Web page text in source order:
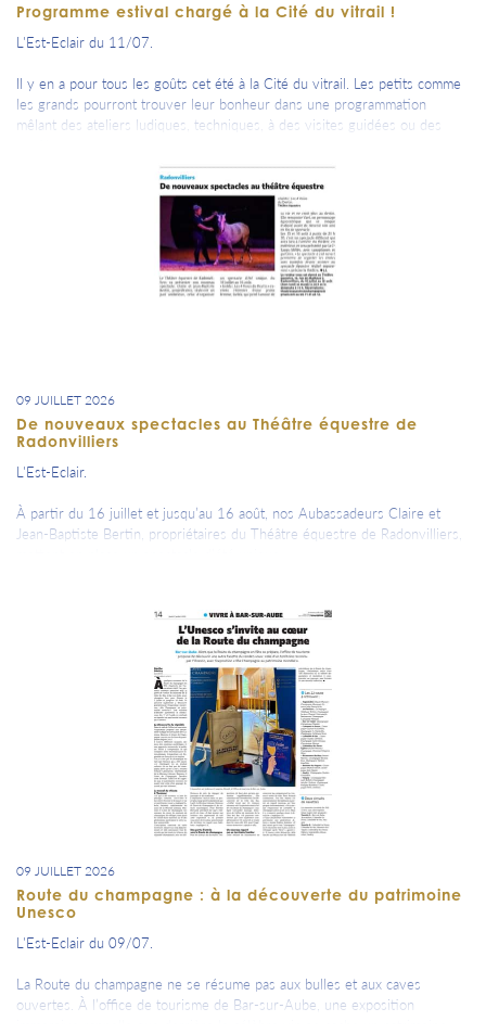
Programme estival chargé à la Cité du vitrail !
L'Est-Eclair du 11/07.
Il y en a pour tous les goûts cet été à la Cité du vitrail. Les petits comme
les grands pourront trouver leur bonheur dans une programmation
mêlant des ateliers ludiques, techniques, à des visites guidées ou des
09 JUILLET 2026
De nouveaux spectacles au Théâtre équestre de
Radonvilliers
L'Est-Eclair.
À partir du 16 juillet et jusqu’au 16 août, nos Aubassadeurs Claire et
Jean-Baptiste Bertin, propriétaires du Théâtre équestre de Radonvilliers,
09 JUILLET 2026
Route du champagne : à la découverte du patrimoine
Unesco
L'Est-Eclair du 09/07.
La Route du champagne ne se résume pas aux bulles et aux caves
ouvertes. À l’office de tourisme de Bar-sur-Aube, une exposition